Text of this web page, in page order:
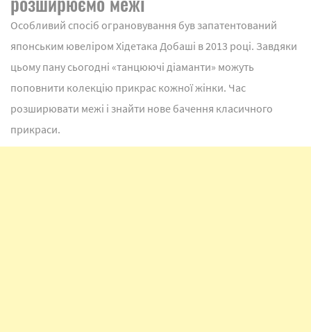
Особливий спосіб ограновування був запатентований
японським ювеліром Хідетака Добаші в 2013 році. Завдяки
цьому пану сьогодні «танцюючі діаманти» можуть
поповнити колекцію прикрас кожної жінки. Час
розширювати межі і знайти нове бачення класичного
прикраси.